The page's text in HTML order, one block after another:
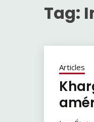
Tag:
Articles